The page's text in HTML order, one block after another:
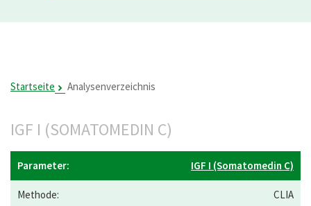
Startseite Analysenverzeichnis
IGF I (SOMATOMEDIN C)
IGF I (Somatomedin C)
CLIA